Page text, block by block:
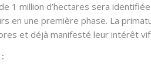
1 million d’hectares sera
en une première phase. La
et déjà manifesté leur intérêt